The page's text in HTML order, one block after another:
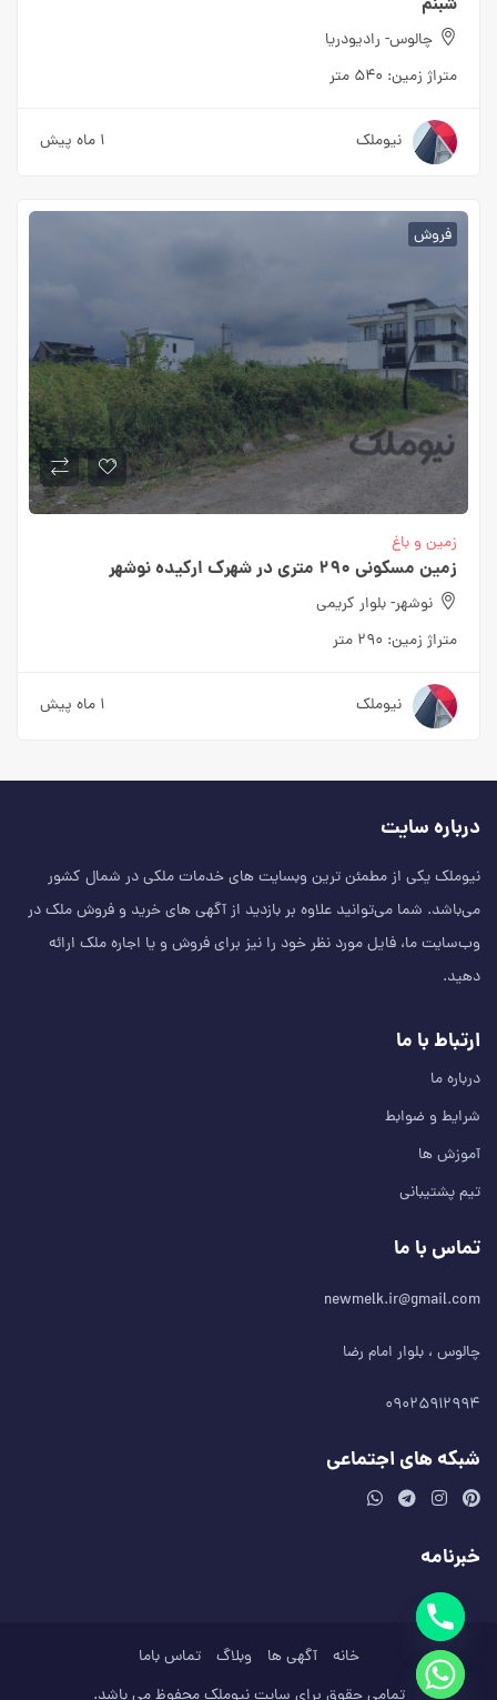
چالوس- رادیودریا
متراژ زمین: ۵۴۰ متر
نیوملک ۱ ماه پیش
فروش
زمین و باغ
زمین مسکونی ۲۹۰ متری در شهرک ارکیده نوشهر
نوشهر- بلوار کریمی
متراژ زمین: ۲۹۰ متر
نیوملک ۱ ماه پیش
درباره سایت
نیوملک یکی از مطمئن‌ ترین وبسایت های خدمات ملکی در شمال کشور
می‌باشد. شما می‌توانید علاوه بر بازدید از آگهی های خرید و فروش ملک در
وب‌سایت ما، فایل مورد نظر خود را نیز برای فروش و یا اجاره ملک ارائه
دهید.
ارتباط با ما
درباره ما
شرایط و ضوابط
آموزش ها
تیم پشتیبانی
تماس با ما
newmelk.ir@gmail.com
چالوس ، بلوار امام رضا
۰۹۰۲۵۹۱۲۹۹۴
شبکه های اجتماعی
خبرنامه
خانه آگهی ها وبلاگ
تماس باما